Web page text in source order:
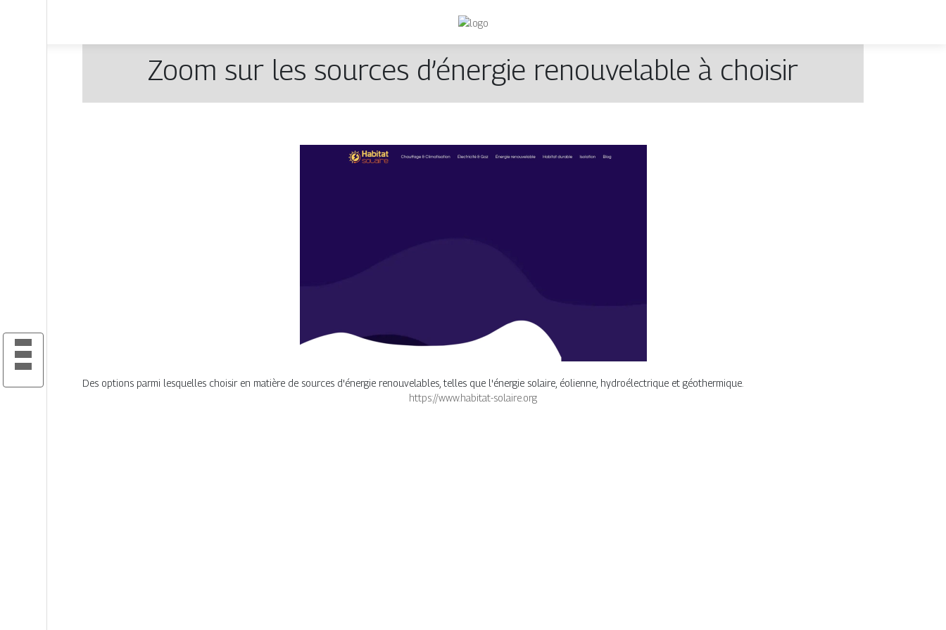
Zoom sur les sources d’énergie renouvelable à choisir
Des options parmi lesquelles choisir en matière de sources d'énergie renouvelables, telles que l'énergie solaire, éolienne, hydroélectrique et géothermique.
https://www.habitat-solaire.org